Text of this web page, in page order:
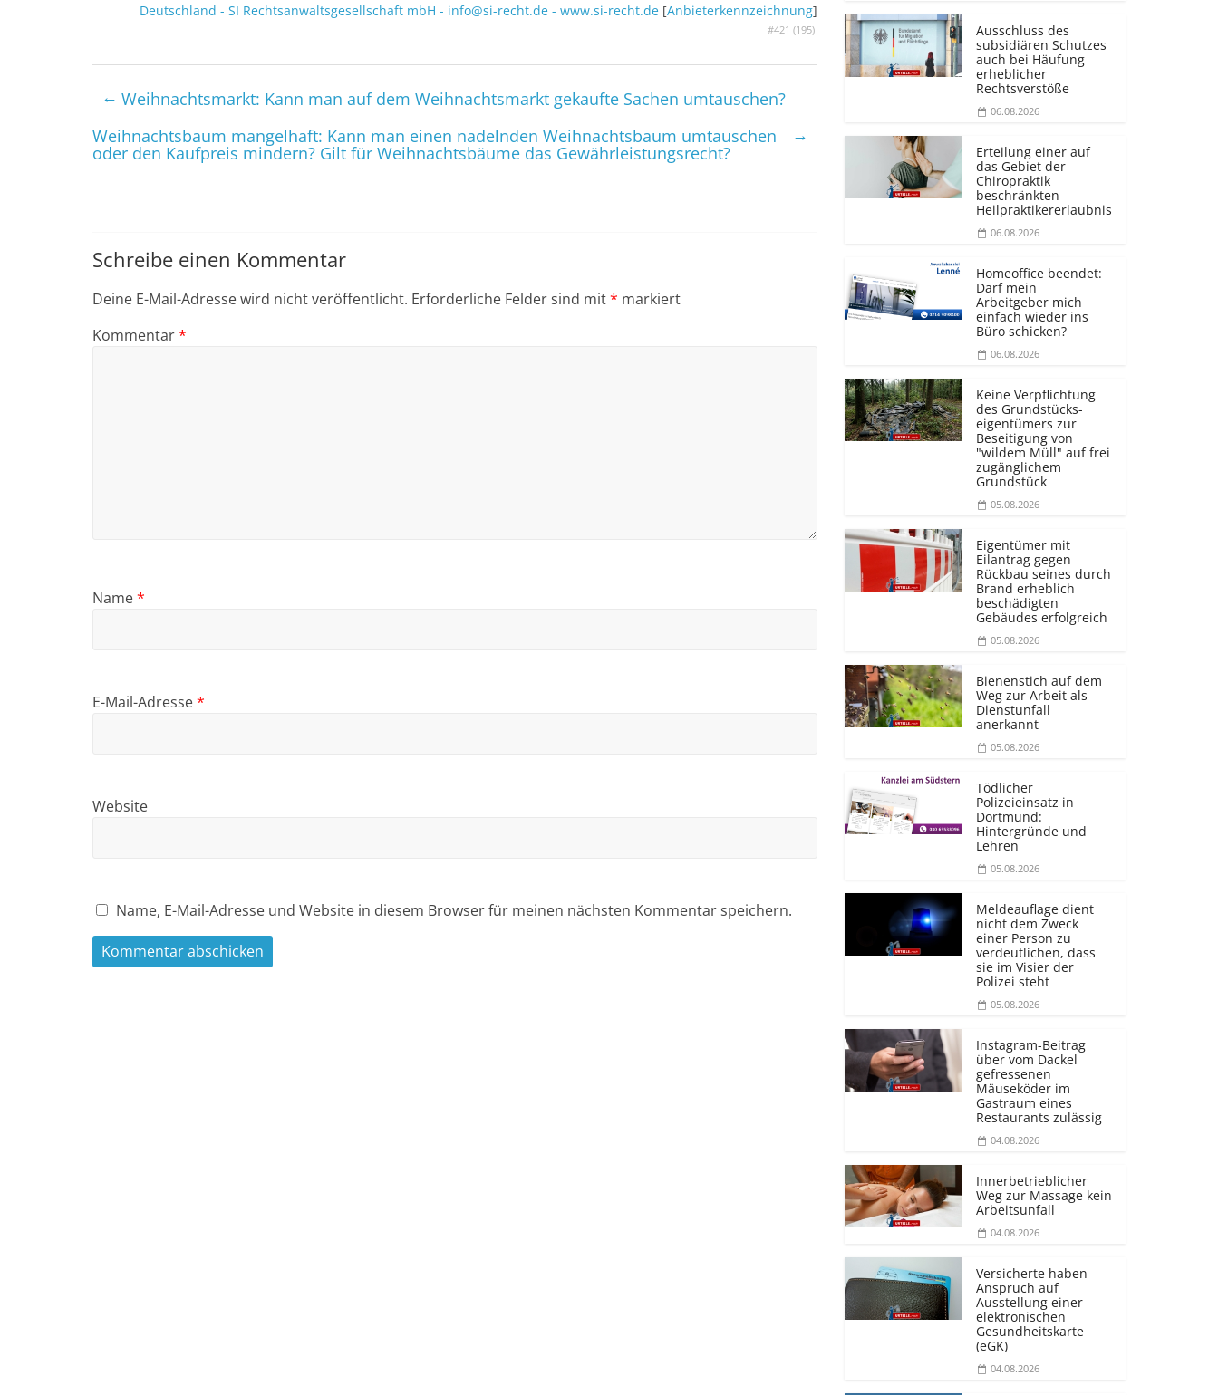
Deutschland - SI Rechtsanwalts­gesellschaft mbH - info@si-recht.de - www.si-recht.de [Anbieter­kenn­zeichnung]
#421 (195)
← Weihnachtsmarkt: Kann man auf dem Weihnachtsmarkt gekaufte Sachen umtauschen?
Weihnachtsbaum mangelhaft: Kann man einen nadelnden Weihnachtsbaum umtauschen
oder den Kaufpreis mindern? Gilt für Weihnachtsbäume das Gewährleistungsrecht?
→
Schreibe einen Kommentar
Deine E-Mail-Adresse wird nicht veröffentlicht. Erforderliche Felder sind mit* markiert
Kommentar*
Name*
E-Mail-Adresse*
Website
Name, E-Mail-Adresse und Website in diesem Browser für meinen nächsten Kommentar speichern.
Ausschluss des
subsidiären Schutzes
auch bei Häufung
erheblicher
Rechtsverstöße
06.08.2026
Erteilung einer auf
das Gebiet der
Chiropraktik
beschränkten
Heilprakti­kererlaubnis
06.08.2026
Homeoffice beendet:
Darf mein
Arbeitgeber mich
einfach wieder ins
Büro schicken?
06.08.2026
Keine Verpflichtung
des Grundstücks­
eigentümers zur
Beseitigung von
"wildem Müll" auf frei
zugänglichem
Grundstück
05.08.2026
Eigentümer mit
Eilantrag gegen
Rückbau seines durch
Brand erheblich
beschädigten
Gebäudes erfolgreich
05.08.2026
Bienenstich auf dem
Weg zur Arbeit als
Dienstunfall
anerkannt
05.08.2026
Tödlicher
Polizeieinsatz in
Dortmund:
Hintergründe und
Lehren
05.08.2026
Meldeauflage dient
nicht dem Zweck
einer Person zu
verdeutlichen, dass
sie im Visier der
Polizei steht
05.08.2026
Instagram-Beitrag
über vom Dackel
gefressenen
Mäuseköder im
Gastraum eines
Restaurants zulässig
04.08.2026
Innerbetrieblicher
Weg zur Massage kein
Arbeitsunfall
04.08.2026
Versicherte haben
Anspruch auf
Ausstellung einer
elektronischen
Gesundheitskarte
(eGK)
04.08.2026